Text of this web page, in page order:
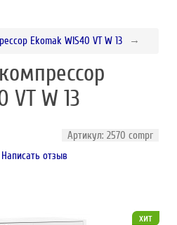
Ekomak WIS40 VT W 13
VT W 13
Артикул: 2570 compr
Написать отзыв
хит